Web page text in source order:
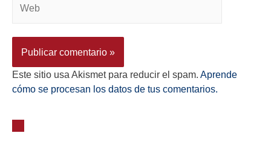
Este sitio usa Akismet para reducir el spam. Aprende
cómo se procesan los datos de tus comentarios.